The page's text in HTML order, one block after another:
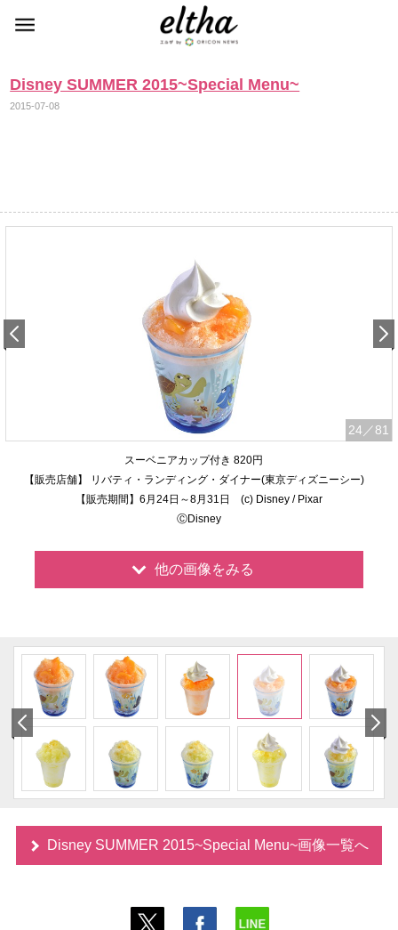
Disney SUMMER 2015~Special Menu~
2015-07-08
24 ／81
スーベニアカップ付き 820円
【販売店舗】 リバティ・ランディング・ダイナー(東京ディズニーシー)
【販売期間】6月24日～8月31日 (c) Disney / Pixar
ⒸDisney
他の画像をみる
Disney SUMMER 2015~Special Menu~画像一覧へ